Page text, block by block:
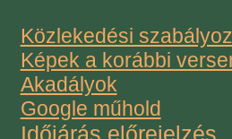
Közlekedési
Képek a korábbi
Akadályok
Google műhold
Időjárás előrejelzés